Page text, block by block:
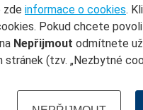
zde informace o cookies.
Pokud chcete
Nepřijmout odmítnete
(tzv. „Nezbytné